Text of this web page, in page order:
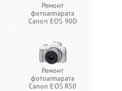
Ремонт
фотоаппарата
Canon EOS 90D
Ремонт
фотоаппарата
Canon EOS R50